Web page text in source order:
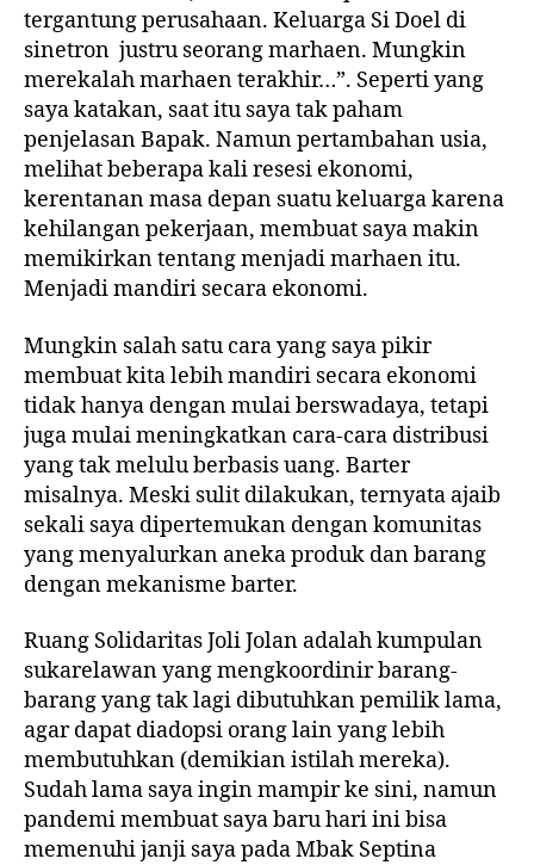
tergantung perusahaan. Keluarga Si Doel di
sinetron justru seorang marhaen. Mungkin
merekalah marhaen terakhir…”. Seperti yang
saya katakan, saat itu saya tak paham
penjelasan Bapak. Namun pertambahan usia,
melihat beberapa kali resesi ekonomi,
kerentanan masa depan suatu keluarga karena
kehilangan pekerjaan, membuat saya makin
memikirkan tentang menjadi marhaen itu.
Menjadi mandiri secara ekonomi.
Mungkin salah satu cara yang saya pikir
membuat kita lebih mandiri secara ekonomi
tidak hanya dengan mulai berswadaya, tetapi
juga mulai meningkatkan cara-cara distribusi
yang tak melulu berbasis uang. Barter
misalnya. Meski sulit dilakukan, ternyata ajaib
sekali saya dipertemukan dengan komunitas
yang menyalurkan aneka produk dan barang
dengan mekanisme barter.
Ruang Solidaritas Joli Jolan adalah kumpulan
sukarelawan yang mengkoordinir barang-
barang yang tak lagi dibutuhkan pemilik lama,
agar dapat diadopsi orang lain yang lebih
membutuhkan (demikian istilah mereka).
Sudah lama saya ingin mampir ke sini, namun
pandemi membuat saya baru hari ini bisa
memenuhi janji saya pada Mbak Septina